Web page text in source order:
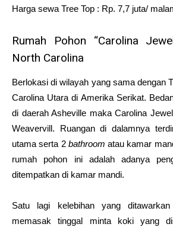
Harga sewa Tree Top : Rp. 7,7 juta/
Rumah Pohon “Carolina
North Carolina
Berlokasi di wilayah yang sama dengan
Carolina Utara di Amerika Serikat.
di daerah Asheville maka Carolina
Weavervill. Ruangan di dalamnya
utama serta 2 bathroom atau kamar
rumah pohon ini adalah adanya
ditempatkan di kamar mandi.
Satu lagi kelebihan yang
memasak tinggal minta koki yang